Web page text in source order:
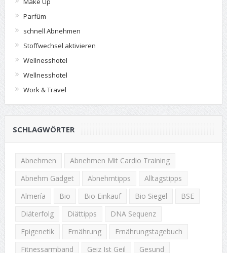
Parfüm
schnell Abnehmen
Stoffwechsel aktivieren
Wellnesshotel
Wellnesshotel
Work & Travel
SCHLAGWÖRTER
Abnehmen
Abnehmen Mit Cardio Training
Abnehm Gadget
Abnehmtipps
Alltagstipps
Almería
Bio Bio Einkauf Bio Siegel
BSE
Diäterfolg
Diättipps
DNA Sequenz
Epigenetik
Ernährung
Ernährungstagebuch
Fitnessarmband
Geiz Ist Geil
Gesund